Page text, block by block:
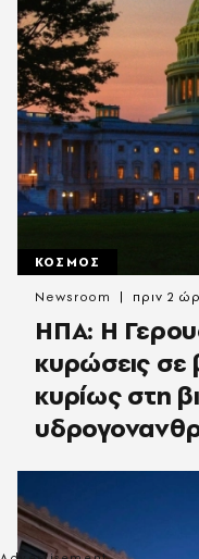
ΚΟΣΜΟΣ
ΗΠΑ: Η
κυρώσεις σε
κυρίως στη
Newsroom πριν 2